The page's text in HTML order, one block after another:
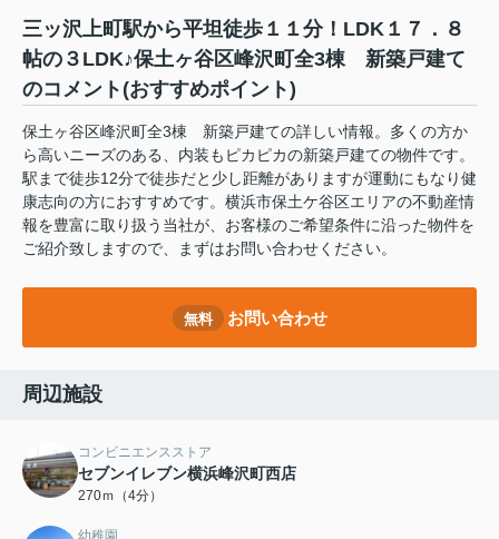
三ッ沢上町駅から平坦徒歩１１分！LDK１７．８
帖の３LDK♪保土ヶ谷区峰沢町全3棟 新築戸建て
のコメント(おすすめポイント)
保土ヶ谷区峰沢町全3棟 新築戸建ての詳しい情報。多くの方か
ら高いニーズのある、内装もピカピカの新築戸建ての物件です。
駅まで徒歩12分で徒歩だと少し距離がありますが運動にもなり健
康志向の方におすすめです。横浜市保土ケ谷区エリアの不動産情
報を豊富に取り扱う当社が、お客様のご希望条件に沿った物件を
ご紹介致しますので、まずはお問い合わせください。
無料 お問い合わせ
周辺施設
コンビニエンスストア
セブンイレブン横浜峰沢町西店
270ｍ（4分）